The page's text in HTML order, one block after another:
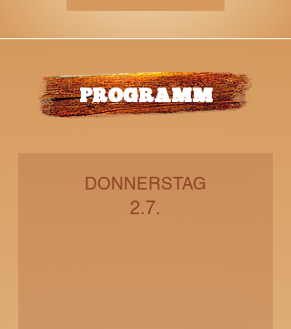
PROGRAMM
DONNERSTAG
2.7.